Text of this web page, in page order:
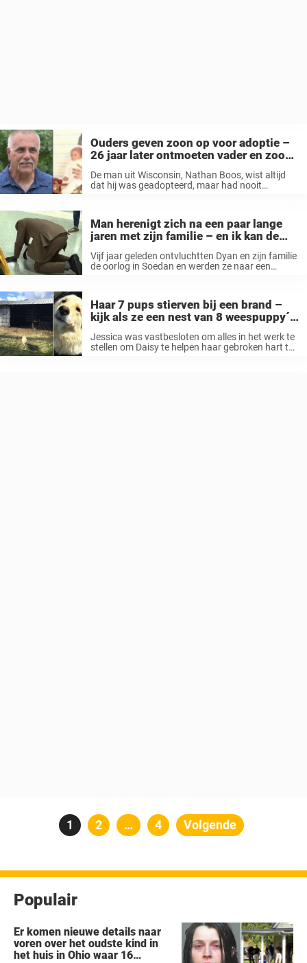
Ouders geven zoon op voor adoptie –
26 jaar later ontmoeten vader en zoon
elkaar en beseffen ze zich het
onvoorstelbare
De man uit Wisconsin, Nathan Boos, wist altijd
dat hij was geadopteerd, maar had nooit
waren. Toen Nathan van school ging, ...
Man herenigt zich na een paar lange
jaren met zijn familie – en ik kan de
tranen niet tegenhouden
Vijf jaar geleden ontvluchtten Dyan en zijn familie
de oorlog in Soedan en werden ze naar een
vernietigd. Het tragische ...
Haar 7 pups stierven bij een brand –
kijk als ze een nest van 8 weespuppy´s
ontmoet
Jessica was vastbesloten om alles in het werk te
stellen om Daisy te helpen haar gebroken hart te
Berichten
Pagina
1 Pagina
2 … Pagina
4 Volgende
Populair
Er komen nieuwe details naar
voren over het oudste kind in
het huis in Ohio waar 16